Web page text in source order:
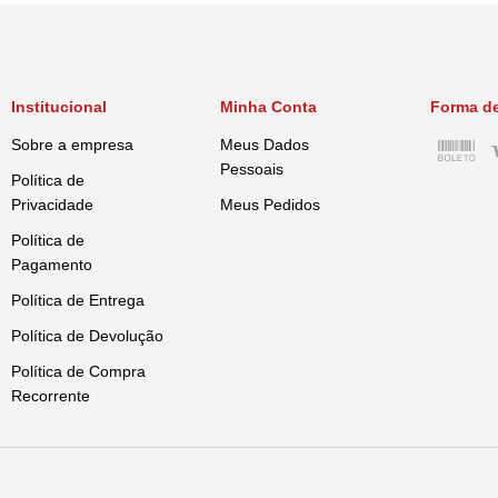
Institucional
Sobre a empresa
Política de
Privacidade
Política de
Pagamento
Política de Entrega
Política de Devolução
Política de Compra
Recorrente
Minha Conta
Meus Dados
Pessoais
Meus Pedidos
Forma